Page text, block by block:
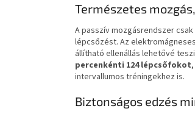
Természetes
A passzív mozgásrendszer
lépcsőzést. Az
állítható ellenállás lehetővé
percenkénti 124 lépcsőfokot
intervallumos tréningekhez is.
Biztonságos edzés